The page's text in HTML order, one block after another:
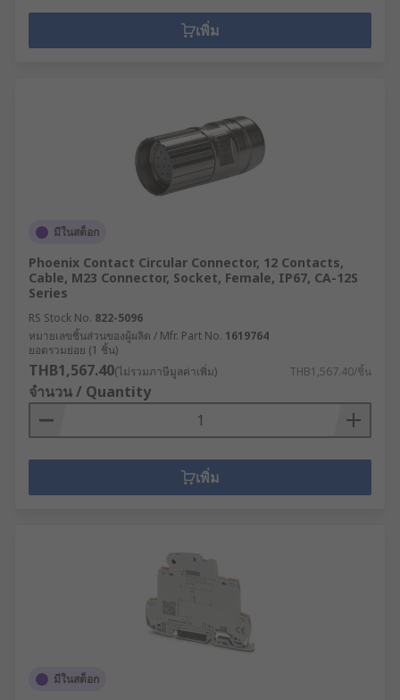
เพิ่ม
มีในสต็อก
Phoenix Contact Circular Connector, 12 Contacts,
Cable, M23 Connector, Socket, Female, IP67, CA-12S
Series
RS Stock No. 822-5096
หมายเลขชิ้นส่วนของผู้ผลิต / Mfr. Part No. 1619764
ยอดรวมย่อย (1 ชิ้น)
THB1,567.40(ไม่รวมภาษีมูลค่าเพิ่ม) THB1,567.40/ชิ้น
จำนวน / Quantity
เพิ่ม
มีในสต็อก